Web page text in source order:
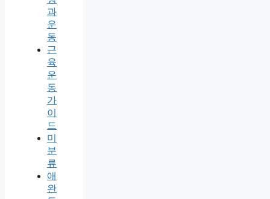
과
운
동
근
육
운
동
가
이
드
미
분
류
애
완